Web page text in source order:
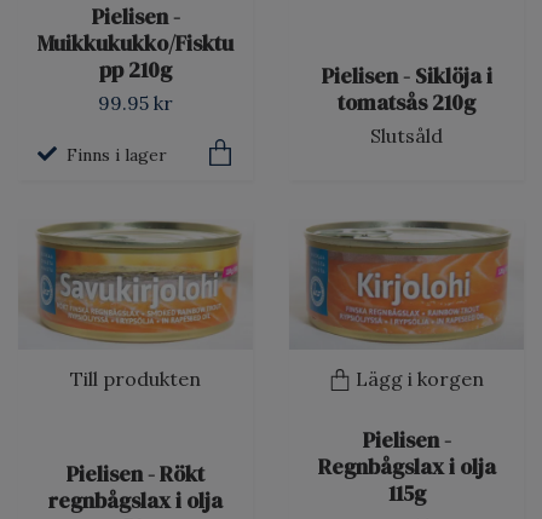
Pielisen -
Muikkukukko/Fisktu
pp 210g
99.95 kr
Finns i lager
Pielisen - Siklöja i
tomatsås 210g
Slutsåld
Till produkten
Pielisen - Rökt
regnbågslax i olja
Lägg i korgen
Pielisen -
Regnbågslax i olja
115g